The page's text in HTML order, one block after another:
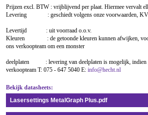
Prijzen excl. BTW : vrijblijvend per plaat. Hiermee vervalt
Levering : geschiedt volgens onze voorwaarden,
Levertijd : uit voorraad o.o.v.
Kleuren : de getoonde kleuren kunnen afwijken, voor
ons verkoopteam om een monster
deelplaten : levering van deelplaten is mogelijk, indien
verkoopteam T: 075 - 647 5040 E: info@hecht.nl
Bekijk datasheets:
Lasersettings MetalGraph Plus.pdf